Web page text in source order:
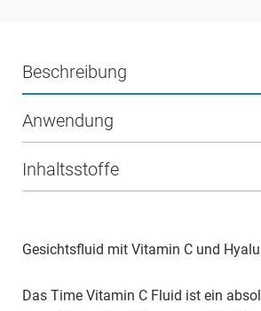
Beschreibung
Anwendung
Inhaltsstoffe
Gesichtsfluid mit Vitamin C und
Das Time Vitamin C Fluid ist ein